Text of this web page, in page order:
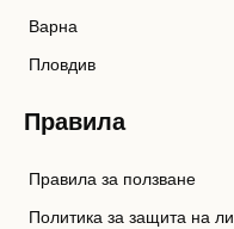
Варна
Пловдив
Правила
Правила за ползване
Политика за защита на